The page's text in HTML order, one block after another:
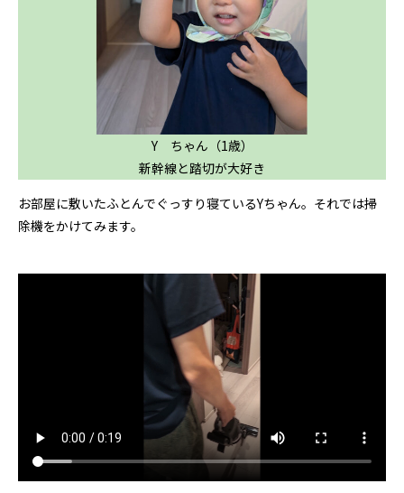
Y ちゃん（1歳）
新幹線と踏切が大好き
お部屋に敷いたふとんでぐっすり寝ているYちゃん。それでは掃
除機をかけてみます。